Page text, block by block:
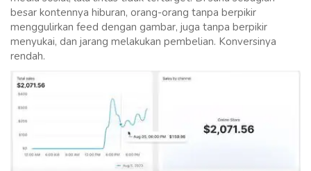
besar kontennya hiburan, orang-orang tanpa berpikir
menggulirkan feed dengan gambar, juga tanpa berpikir
menyukai, dan jarang melakukan pembelian. Konversinya
rendah.